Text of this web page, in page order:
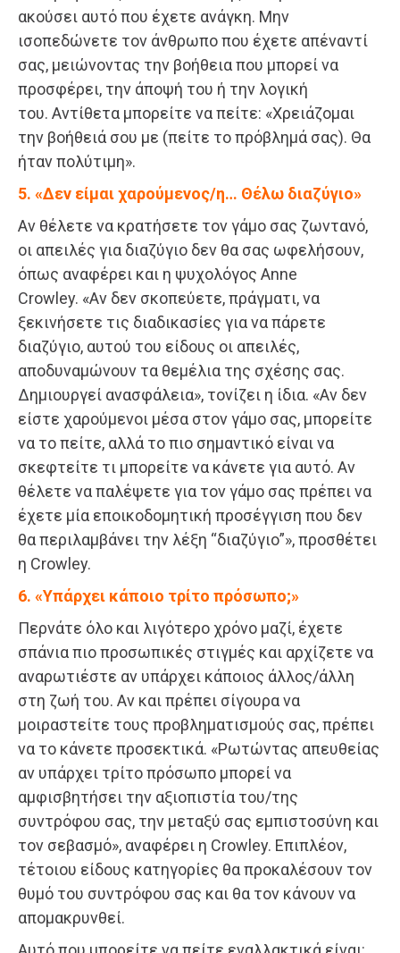
ακούσει αυτό που έχετε ανάγκη. Μην
ισοπεδώνετε τον άνθρωπο που έχετε απέναντί
σας, μειώνοντας την βοήθεια που μπορεί να
προσφέρει, την άποψή του ή την λογική
του. Αντίθετα μπορείτε να πείτε: «Χρειάζομαι
την βοήθειά σου με (πείτε το πρόβλημά σας). Θα
ήταν πολύτιμη».
5. «Δεν είμαι χαρούμενος/η… Θέλω διαζύγιο»
Αν θέλετε να κρατήσετε τον γάμο σας ζωντανό,
οι απειλές για διαζύγιο δεν θα σας ωφελήσουν,
όπως αναφέρει και η ψυχολόγος Anne
Crowley. «Αν δεν σκοπεύετε, πράγματι, να
ξεκινήσετε τις διαδικασίες για να πάρετε
διαζύγιο, αυτού του είδους οι απειλές,
αποδυναμώνουν τα θεμέλια της σχέσης σας.
Δημιουργεί ανασφάλεια», τονίζει η ίδια. «Αν δεν
είστε χαρούμενοι μέσα στον γάμο σας, μπορείτε
να το πείτε, αλλά το πιο σημαντικό είναι να
σκεφτείτε τι μπορείτε να κάνετε για αυτό. Αν
θέλετε να παλέψετε για τον γάμο σας πρέπει να
έχετε μία εποικοδομητική προσέγγιση που δεν
θα περιλαμβάνει την λέξη “διαζύγιο”», προσθέτει
η Crowley.
6. «Υπάρχει κάποιο τρίτο πρόσωπο;»
Περνάτε όλο και λιγότερο χρόνο μαζί, έχετε
σπάνια πιο προσωπικές στιγμές και αρχίζετε να
αναρωτιέστε αν υπάρχει κάποιος άλλος/άλλη
στη ζωή του. Αν και πρέπει σίγουρα να
μοιραστείτε τους προβληματισμούς σας, πρέπει
να το κάνετε προσεκτικά. «Ρωτώντας απευθείας
αν υπάρχει τρίτο πρόσωπο μπορεί να
αμφισβητήσει την αξιοπιστία του/της
συντρόφου σας, την μεταξύ σας εμπιστοσύνη και
τον σεβασμό», αναφέρει η Crowley. Επιπλέον,
τέτοιου είδους κατηγορίες θα προκαλέσουν τον
θυμό του συντρόφου σας και θα τον κάνουν να
απομακρυνθεί.